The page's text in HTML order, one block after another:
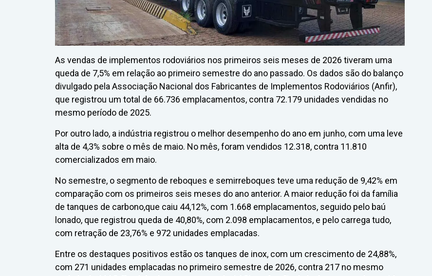
As vendas de implementos rodoviários nos primeiros seis meses de 2026 tiveram uma
queda de 7,5% em relação ao primeiro semestre do ano passado. Os dados são do balanço
divulgado pela Associação Nacional dos Fabricantes de Implementos Rodoviários (Anfir),
que registrou um total de 66.736 emplacamentos, contra 72.179 unidades vendidas no
mesmo período de 2025.
Por outro lado, a indústria registrou o melhor desempenho do ano em junho, com uma leve
alta de 4,3% sobre o mês de maio. No mês, foram vendidos 12.318, contra 11.810
comercializados em maio.
No semestre, o segmento de reboques e semirreboques teve uma redução de 9,42% em
comparação com os primeiros seis meses do ano anterior. A maior redução foi da família
de tanques de carbono,que caiu 44,12%, com 1.668 emplacamentos, seguido pelo baú
lonado, que registrou queda de 40,80%, com 2.098 emplacamentos, e pelo carrega tudo,
com retração de 23,76% e 972 unidades emplacadas.
Entre os destaques positivos estão os tanques de inox, com um crescimento de 24,88%,
com 271 unidades emplacadas no primeiro semestre de 2026, contra 217 no mesmo